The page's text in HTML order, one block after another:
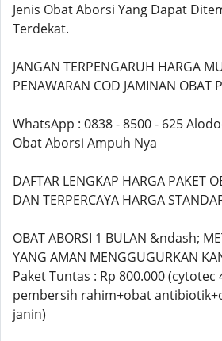
Jenis Obat Aborsi Yang Dapat
Terdekat.
JANGAN TERPENGARUH HARGA
PENAWARAN COD JAMINAN OBAT
WhatsApp : 0838 - 8500 - 625
Obat Aborsi Ampuh Nya
DAFTAR LENGKAP HARGA PAKET
DAN TERPERCAYA HARGA
OBAT ABORSI 1 BULAN &ndash;
YANG AMAN MENGGUGURKAN
Paket Tuntas : Rp 800.000
pembersih rahim+obat
janin)